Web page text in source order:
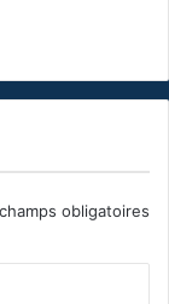
obligatoires